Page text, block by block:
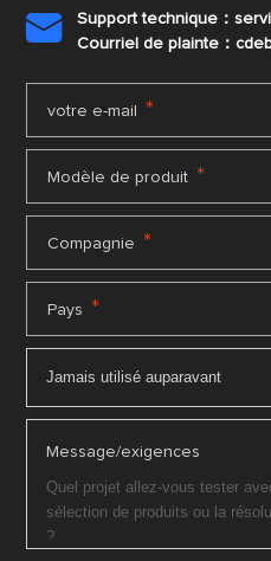

Support technique：
Courriel de plainte：
votre e-mail *
Modèle de produit *
Compagnie *
Pays *
Message/exigences